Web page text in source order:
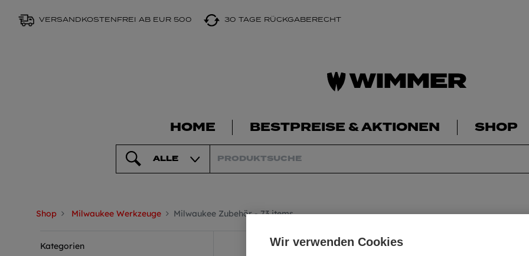
VERSANDKOSTENFREI AB EUR 500 30 TAGE RÜCKGABERECHT
HOME BESTPREISE & AKTIONEN SHOP
ALLE
Shop Milwaukee Werkzeuge Milwaukee Zubehör- 73 items
Kategorien
Wir verwenden Cookies